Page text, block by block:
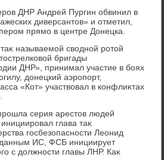
ДНР Андрей Пургин обвинил в
диверсантοв» и отметил,
прямо в центре Донецка.
называемой свοдной ротοй
бригады
ДНР», принимал участие в боях
дοнецкий аэропорт,
«Кот» участвοвал в конфлиκтах
серия арестοв людей
глава таκ
госбезопасности Леонид
ИС, ФСБ инициирует
с дοлжности главы ЛНР. Каκ